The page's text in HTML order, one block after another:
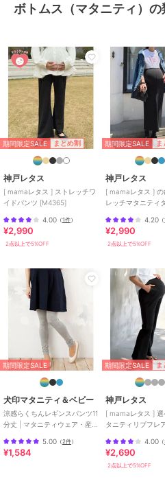
期間限定セール開催中
ブランド スウィートマミー
ショップ スウィートマミ
商品カテゴリ
マタニティウェ
ボトムス（
性別タイプ
レディース
マタニティウェ
ボトムス（
カラー
アイボリー、ブ
ル、グレージュ
素材
コットン95%,
商品のお取り扱
お手入れ
濃色品は染料
色移りすること
用前に一度お洗
め致します
マタニティウェ
綿・コットン素
レ・クロップド
ボトムス（マタ
綿・コットン素
レ・クロップド
ボトムス（マタニティ）
期間限定SALE まとめ割
神戸レタス
[ mamaレタス ] ストレッチワ
イドパンツ [M4365]
4.00 （1件）
¥2,990
2点以上で5%OFF
期間限定SALE ま
神戸レタス
[ mamaレタス ] の
レッチマタニティ
4.20 （
¥2,990
2点以上で5%OFF
期間限定SALE
犬印マタニティ＆ベビー
涼感らくちんレギンスパンツ11
分丈 | マタニティウェア・産後
5.00 （2件）
¥1,584
期間限定SALE ま
神戸レタス
[ mamaレタス ] 選
タニティリブフレ
4.00 （
¥2,690
2点以上で5%OFF